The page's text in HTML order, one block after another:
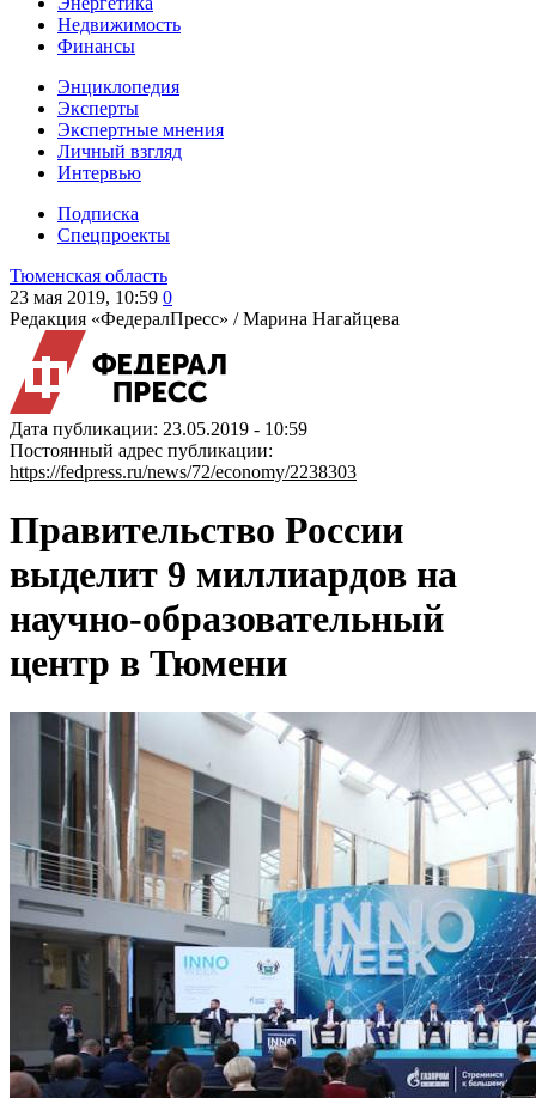
Недвижимость
Финансы
Энциклопедия
Эксперты
Экспертные мнения
Личный взгляд
Интервью
Подписка
Спецпроекты
Тюменская область
23 мая 2019, 10:59 0
Редакция «ФедералПресс» /Марина Нагайцева
Дата публикации: 23.05.2019 - 10:59
Постоянный адрес публикации:
https://fedpress.ru/news/72/economy/2238303
Правительство России
выделит 9 миллиардов на
научно-образовательный
центр в Тюмени